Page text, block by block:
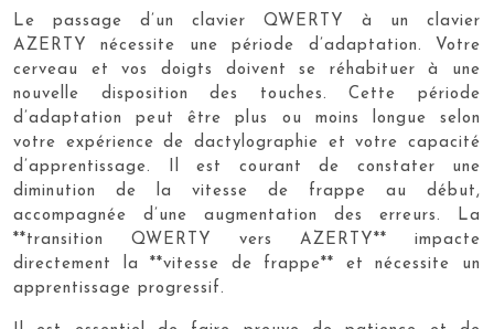
Le passage d’un clavier QWERTY à un clavier
AZERTY nécessite une période d’adaptation. Votre
cerveau et vos doigts doivent se réhabituer à une
nouvelle disposition des touches. Cette période
d’adaptation peut être plus ou moins longue selon
votre expérience de dactylographie et votre capacité
d’apprentissage. Il est courant de constater une
diminution de la vitesse de frappe au début,
accompagnée d’une augmentation des erreurs. La
**transition QWERTY vers AZERTY** impacte
directement la **vitesse de frappe** et nécessite un
apprentissage progressif.